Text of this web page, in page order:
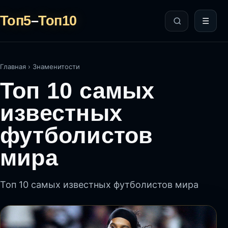
Топ5–Топ10 ☰
Главная › Знаменитости
Топ 10 самых
известных
футболистов
мира
Топ 10 самых известных футболистов мира